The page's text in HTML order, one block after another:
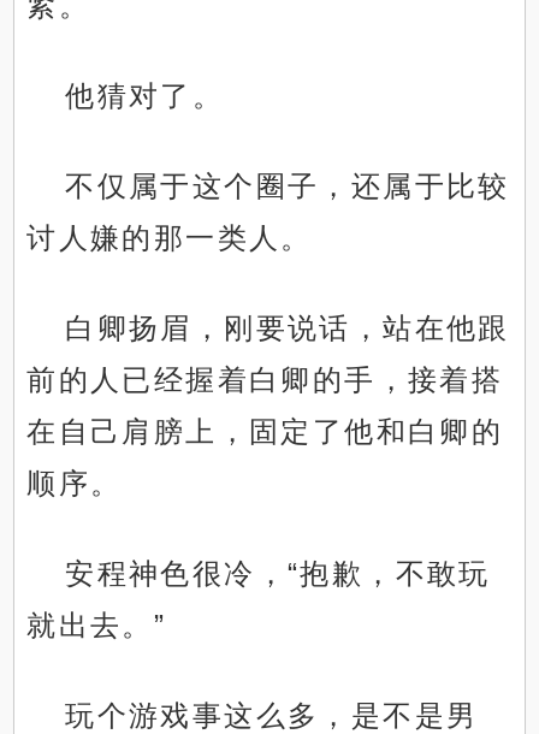
他猜对了。
不仅属于这个圈子，还属于比较
讨人嫌的那一类人。
白卿扬眉，刚要说话，站在他跟
前的人已经握着白卿的手，接着搭
在自己肩膀上，固定了他和白卿的
顺序。
安程神色很冷，“抱歉，不敢玩
就出去。”
玩个游戏事这么多，是不是男